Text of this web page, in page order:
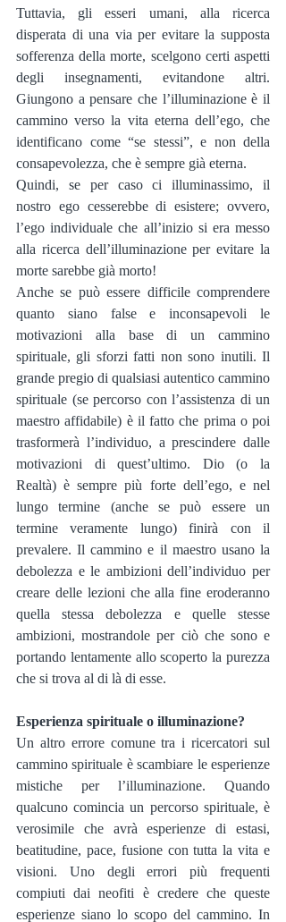
Tuttavia, gli esseri umani, alla ricerca
disperata di una via per evitare la supposta
sofferenza della morte, scelgono certi aspetti
degli insegnamenti, evitandone altri.
Giungono a pensare che l’illuminazione è il
cammino verso la vita eterna dell’ego, che
identificano come “se stessi”, e non della
consapevolezza, che è sempre già eterna.
Quindi, se per caso ci illuminassimo, il
nostro ego cesserebbe di esistere; ovvero,
l’ego individuale che all’inizio si era messo
alla ricerca dell’illuminazione per evitare la
morte sarebbe già morto!
Anche se può essere difficile comprendere
quanto siano false e inconsapevoli le
motivazioni alla base di un cammino
spirituale, gli sforzi fatti non sono inutili. Il
grande pregio di qualsiasi autentico cammino
spirituale (se percorso con l’assistenza di un
maestro affidabile) è il fatto che prima o poi
trasformerà l’individuo, a prescindere dalle
motivazioni di quest’ultimo. Dio (o la
Realtà) è sempre più forte dell’ego, e nel
lungo termine (anche se può essere un
termine veramente lungo) finirà con il
prevalere. Il cammino e il maestro usano la
debolezza e le ambizioni dell’individuo per
creare delle lezioni che alla fine eroderanno
quella stessa debolezza e quelle stesse
ambizioni, mostrandole per ciò che sono e
portando lentamente allo scoperto la purezza
che si trova al di là di esse.
Esperienza spirituale o illuminazione?
Un altro errore comune tra i ricercatori sul
cammino spirituale è scambiare le esperienze
mistiche per l’illuminazione. Quando
qualcuno comincia un percorso spirituale, è
verosimile che avrà esperienze di estasi,
beatitudine, pace, fusione con tutta la vita e
visioni. Uno degli errori più frequenti
compiuti dai neofiti è credere che queste
esperienze siano lo scopo del cammino. In